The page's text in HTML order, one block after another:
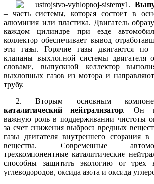
1.
– часть системы, которая состоит в
алюминия или пластика. Двигатель
каждом цилиндре при езде
коллектор обеспечивает вывод
эти газы. Горячие газы двигаются по
клапаны выхлопной системы двигателя
словами, выпускной коллектор
выхлопных газов из мотора и
трубу.
2. Вторым основным
каталитический нейтрализатор. Он
важную роль в поддерживании чистоты
за счет снижения выброса вредных
газы двигателя внутреннего сгорания в
вещества. Современные
трехкомпонентные каталитические
способны защитить экологию от трех
углеводородов, оксида азота и оксида